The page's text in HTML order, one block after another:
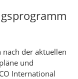
nach der aktuellen
und
International